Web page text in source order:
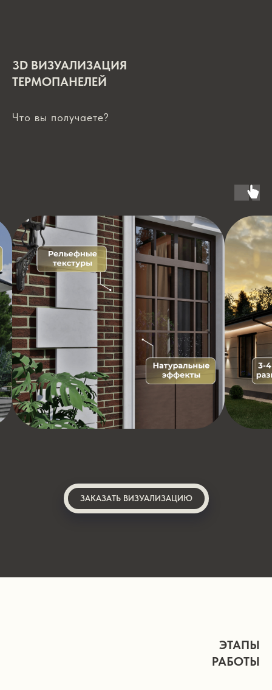
3D ВИЗУАЛИЗАЦИЯ
ТЕРМОПАНЕЛЕЙ
Что вы получаете?
ЗАКАЗАТЬ ВИЗУАЛИЗАЦИЮ
ЭТАПЫ
РАБОТЫ